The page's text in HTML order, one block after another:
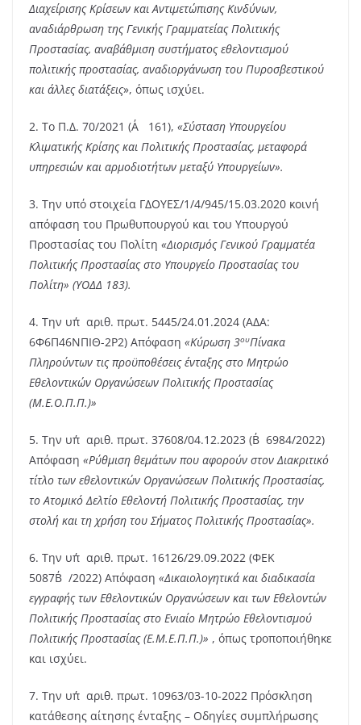
Διαχείρισης Κρίσεων και Αντιμετώπισης Κινδύνων,
αναδιάρθρωση της Γενικής Γραμματείας Πολιτικής
Προστασίας, αναβάθμιση συστήματος εθελοντισμού
πολιτικής προστασίας, αναδιοργάνωση του Πυροσβεστικού
και άλλες διατάξεις», όπως ισχύει.
2. Το Π.Δ. 70/2021 (Α΄ 161), «Σύσταση Υπουργείου
Κλιματικής Κρίσης και Πολιτικής Προστασίας, μεταφορά
υπηρεσιών και αρμοδιοτήτων μεταξύ Υπουργείων».
3. Την υπό στοιχεία ΓΔΟΥΕΣ/1/4/945/15.03.2020 κοινή
απόφαση του Πρωθυπουργού και του Υπουργού
Προστασίας του Πολίτη «Διορισμός Γενικού Γραμματέα
Πολιτικής Προστασίας στο Υπουργείο Προστασίας του
Πολίτη» (ΥΟΔΔ 183).
4. Την υπ΄αριθ. πρωτ. 5445/24.01.2024 (ΑΔΑ:
6Φ6Π46ΝΠΙΘ-2Ρ2) Απόφαση «Κύρωση 3ουΠίνακα
Πληρούντων τις προϋποθέσεις ένταξης στο Μητρώο
Εθελοντικών Οργανώσεων Πολιτικής Προστασίας
(Μ.Ε.Ο.Π.Π.)»
5. Την υπ΄αριθ. πρωτ. 37608/04.12.2023 (Β΄6984/2022)
Απόφαση «Ρύθμιση θεμάτων που αφορούν στον Διακριτικό
τίτλο των εθελοντικών Οργανώσεων Πολιτικής Προστασίας,
το Ατομικό Δελτίο Εθελοντή Πολιτικής Προστασίας, την
στολή και τη χρήση του Σήματος Πολιτικής Προστασίας».
6. Την υπ΄αριθ. πρωτ. 16126/29.09.2022 (ΦΕΚ
5087Β΄/2022) Απόφαση «Δικαιολογητικά και διαδικασία
εγγραφής των Εθελοντικών Οργανώσεων και των Εθελοντών
Πολιτικής Προστασίας στο Ενιαίο Μητρώο Εθελοντισμού
Πολιτικής Προστασίας (Ε.Μ.Ε.Π.Π.)» , όπως τροποποιήθηκε
και ισχύει.
7. Την υπ΄αριθ. πρωτ. 10963/03-10-2022 Πρόσκληση
κατάθεσης αίτησης ένταξης – Οδηγίες συμπλήρωσης